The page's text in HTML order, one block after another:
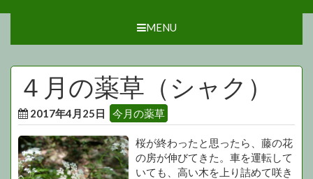
MENU
４月の薬草（シャク）
2017年4月25日 今月の薬草
桜が終わったと思ったら、藤の花
の房が伸びてきた。車を運転して
いても、高い木を上り詰めて咲き